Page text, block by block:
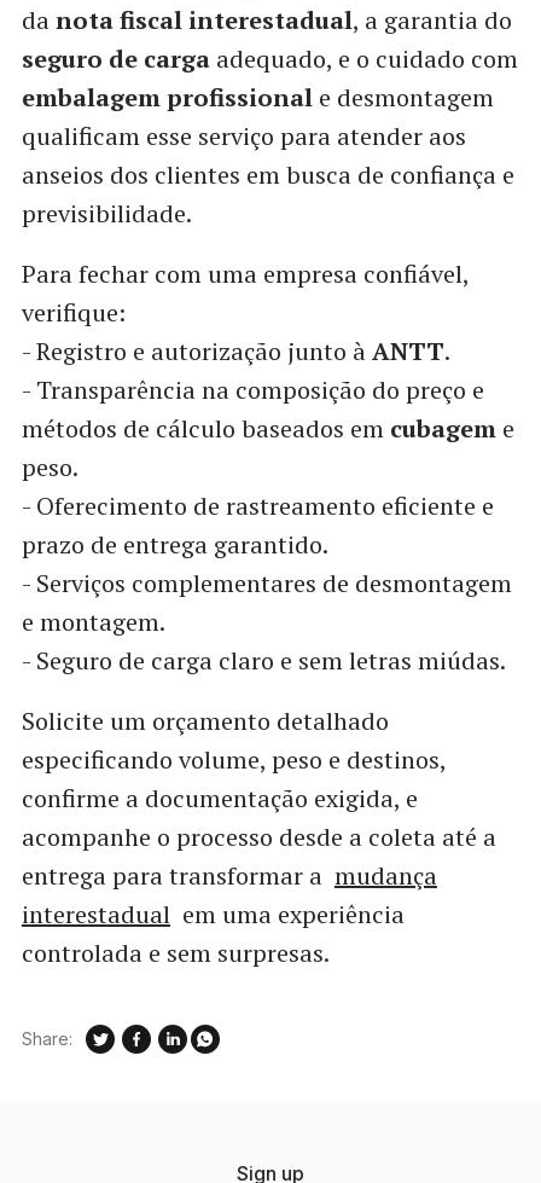
danota fiscal interestadual, a garantia do
seguro de cargaadequado, e o cuidado com
embalagem profissionale desmontagem
qualificam esse serviço para atender aos
anseios dos clientes em busca de confiança e
previsibilidade.
Para fechar com uma empresa confiável,
verifique:
- Registro e autorização junto àANTT.
- Transparência na composição do preço e
métodos de cálculo baseados em cubageme
peso.
- Oferecimento de rastreamento eficiente e
prazo de entrega garantido.
- Serviços complementares de desmontagem
e montagem.
- Seguro de carga claro e sem letras miúdas.
Solicite um orçamento detalhado
especificando volume, peso e destinos,
confirme a documentação exigida, e
acompanhe o processo desde a coleta até a
entrega para transformar a mudança
interestadualem uma experiência
controlada e sem surpresas.
Share:
Sign up